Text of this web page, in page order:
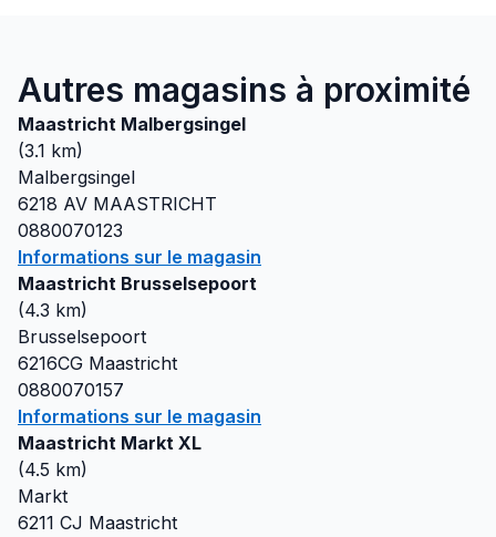
Autres magasins à proximité
Maastricht Malbergsingel
(3.1 km)
Malbergsingel
6218 AV MAASTRICHT
0880070123
Informations sur le magasin
Maastricht Brusselsepoort
(4.3 km)
Brusselsepoort
6216CG Maastricht
0880070157
Informations sur le magasin
Maastricht Markt XL
(4.5 km)
Markt
6211 CJ Maastricht